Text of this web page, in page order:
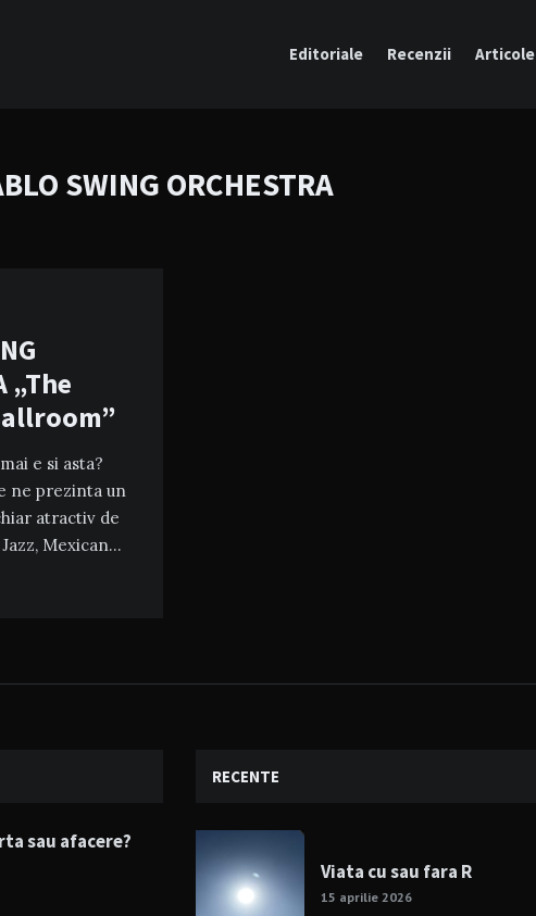
Editoriale Recenzii Articole
SWING ORCHESTRA
„The
e si asta?
ne prezinta un
atractiv de
Mexican…
sau afacere?
RECENTE
Viata cu sau fara R
15 aprilie 2026